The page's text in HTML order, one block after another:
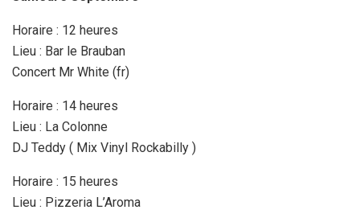
Horaire : 12 heures
Lieu : Bar le Brauban
Concert Mr White (fr)
Horaire : 14 heures
Lieu : La Colonne
DJ Teddy ( Mix Vinyl Rockabilly )
Horaire : 15 heures
Lieu : Pizzeria L’Aroma